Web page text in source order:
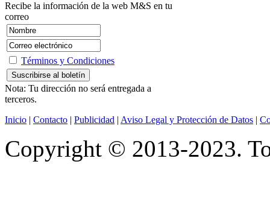
Recibe la información de la web M&S en tu
correo
Términos y Condiciones
Nota: Tu dirección no será entregada a
terceros.
Inicio | Contacto | Publicidad | Aviso Legal y Protección de Datos |
Copyright © 2013-2023.